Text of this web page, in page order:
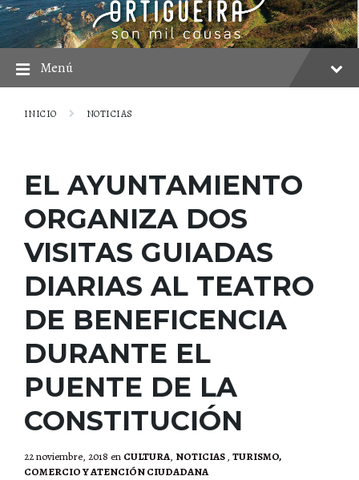
saltar
al
contenido
Saltar
a
la
navegación
principal
Saltar
al
pie
Menú
INICIO NOTICIAS
EL AYUNTAMIENTO
ORGANIZA DOS
VISITAS GUIADAS
DIARIAS AL TEATRO
DE BENEFICENCIA
DURANTE EL
PUENTE DE LA
CONSTITUCIÓN
22 noviembre, 2018 en CULTURA, NOTICIAS, TURISMO,
COMERCIO Y ATENCIÓN CIUDADANA